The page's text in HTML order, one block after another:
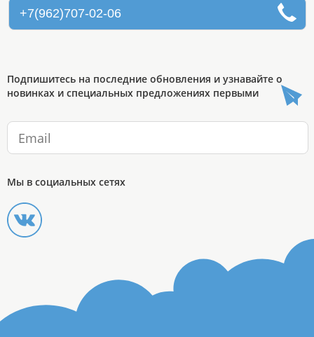
+7(962)707-02-06
Подпишитесь на последние обновления и узнавайте о
новинках и специальных предложениях первыми
Мы в социальных сетях